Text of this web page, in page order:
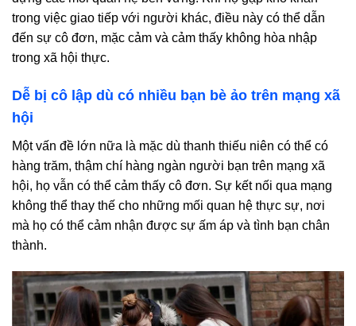
trong việc giao tiếp với người khác, điều này có thể dẫn
đến sự cô đơn, mặc cảm và cảm thấy không hòa nhập
trong xã hội thực.
Dễ bị cô lập dù có nhiều bạn bè ảo trên mạng xã
hội
Một vấn đề lớn nữa là mặc dù thanh thiếu niên có thể có
hàng trăm, thậm chí hàng ngàn người bạn trên mạng xã
hội, họ vẫn có thể cảm thấy cô đơn. Sự kết nối qua mạng
không thể thay thế cho những mối quan hệ thực sự, nơi
mà họ có thể cảm nhận được sự ấm áp và tình bạn chân
thành.